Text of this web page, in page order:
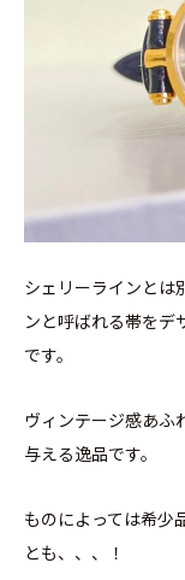
シェリーラインとは
ンと呼ばれる帯をデ
です。
ヴィンテージ感あふ
与える逸品です。
ものによっては希少
とも、、、！